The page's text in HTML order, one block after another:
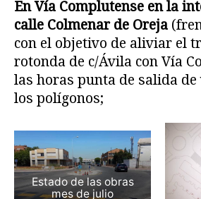
En Vía Complutense en la
calle Colmenar de Oreja
con el objetivo de aliviar el
rotonda de c/Ávila con Vía
las horas punta de salida de
los polígonos;
Estado de las obras
mes de julio